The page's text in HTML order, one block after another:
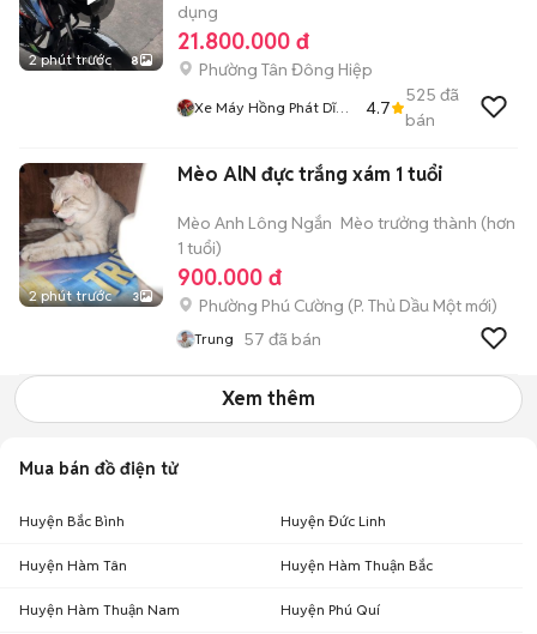
2 phút trước 8
dụng
21.800.000 đ
Phường Tân Đông Hiệp
Xe Máy Hồng Phát Dĩ
4.7
525 đã
bán
2 phút trước 3
Mèo AlN đực trắng xám 1 tuổi
Mèo Anh Lông Ngắn Mèo trưởng thành (hơn
1 tuổi)
900.000 đ
Phường Phú Cường (P. Thủ Dầu Một mới)
Trung 57 đã bán
Xem thêm
Mua bán đồ điện tử
Huyện Bắc Bình Huyện Đức Linh
Huyện Hàm Tân Huyện Hàm Thuận Bắc
Huyện Hàm Thuận Nam Huyện Phú Quí